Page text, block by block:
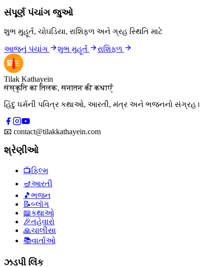
સંપૂર્ણ પંચાંગ જુઓ
શુભ મુહૂર્ત, ચોઘડિયા, રાશિફળ અને ગ્રહ સ્થિતિ માટે
આજનું પંચાંગ શુભ મુહૂર્ત રાશિફળ
Tilak Kathayein
संस्कृति का तिलक, सनातन की कथाएँ
હિંદુ ધર્મની પવિત્ર કથાઓ, આરતી, મંત્ર અને ભજનનો સંગ્રહ।
📧 contact@tilakkathayein.com
શ્રેણીઓ
📺ફિલ્મ
🪔આરતી
🎵 ભજન
📝બ્લૉગ
📖કથાઓ
🎉તહેવારો
🙏ચાલીસા
📚વાર્તાઓ
ઝડપી લિંક